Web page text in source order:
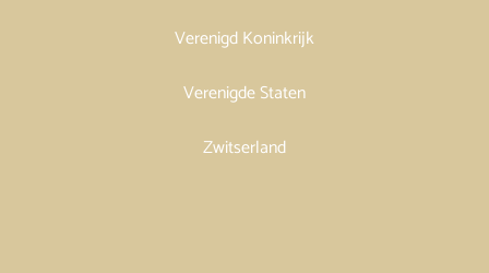
Verenigd Koninkrijk
Verenigde Staten
Zwitserland